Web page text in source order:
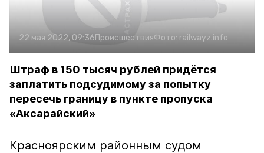
22 мая 2022, 09:36ПроисшествияФото: railwayz.info
Штраф в 150 тысяч рублей придётся
заплатить подсудимому за попытку
пересечь границу в пункте пропуска
«Аксарайский»
Красноярским районным судом